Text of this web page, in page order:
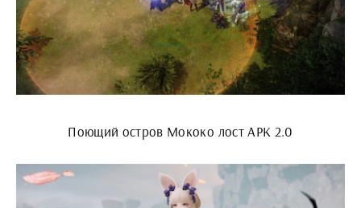
Поющий остров Мококо лост АРК 2.0